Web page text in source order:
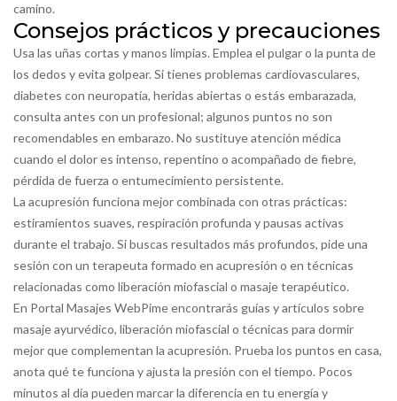
camino.
Consejos prácticos y precauciones
Usa las uñas cortas y manos limpias. Emplea el pulgar o la punta de
los dedos y evita golpear. Si tienes problemas cardiovasculares,
diabetes con neuropatía, heridas abiertas o estás embarazada,
consulta antes con un profesional; algunos puntos no son
recomendables en embarazo. No sustituye atención médica
cuando el dolor es intenso, repentino o acompañado de fiebre,
pérdida de fuerza o entumecimiento persistente.
La acupresión funciona mejor combinada con otras prácticas:
estiramientos suaves, respiración profunda y pausas activas
durante el trabajo. Si buscas resultados más profundos, pide una
sesión con un terapeuta formado en acupresión o en técnicas
relacionadas como liberación miofascial o masaje terapéutico.
En Portal Masajes WebPime encontrarás guías y artículos sobre
masaje ayurvédico, liberación miofascial o técnicas para dormir
mejor que complementan la acupresión. Prueba los puntos en casa,
anota qué te funciona y ajusta la presión con el tiempo. Pocos
minutos al día pueden marcar la diferencia en tu energía y